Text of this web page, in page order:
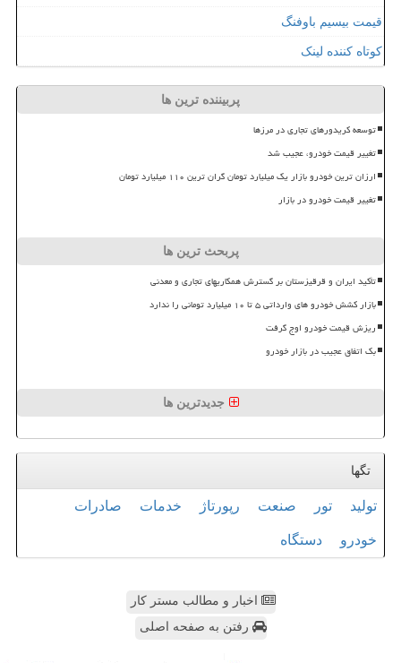
قیمت بیسیم باوفنگ
کوتاه کننده لینک
پربیننده ترین ها
توسعه کریدورهای تجاری در مرزها
تغییر قیمت خودرو، عجیب شد
ارزان ترین خودرو بازار یک میلیارد تومان گران ترین ۱۱۰ میلیارد تومان
تغییر قیمت خودرو در بازار
پربحث ترین ها
تأکید ایران و قرقیزستان بر گسترش همکاریهای تجاری و معدنی
بازار کشش خودرو های وارداتی ۵ تا ۱۰ میلیارد تومانی را ندارد
ریزش قیمت خودرو اوج گرفت
بک اتفاق عجیب در بازار خودرو
جدیدترین ها
تگها
تولید تور صنعت رپورتاژ خدمات صادرات
خودرو دستگاه
اخبار و مطالب مستر کار
رفتن به صفحه اصلی